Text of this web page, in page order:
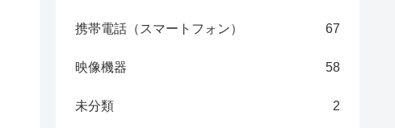
携帯電話（スマートフォン） 67
映像機器 58
未分類 2